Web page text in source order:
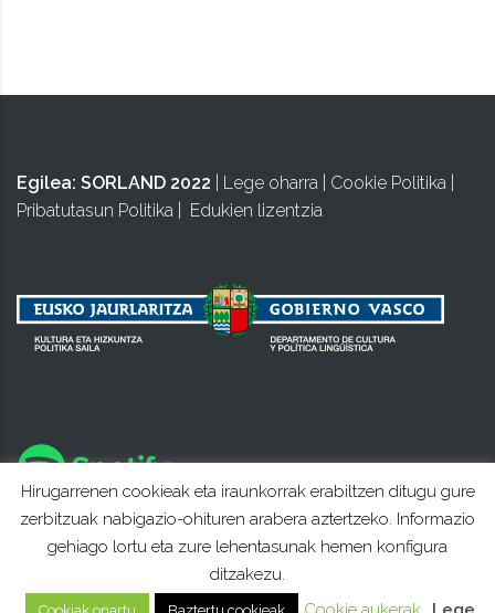
Egilea: SORLAND 2022 Lege oharra Cookie Politika
Pribatutasun Politika
Edukien lizentzia
Hirugarrenen cookieak eta iraunkorrak erabiltzen ditugu gure
zerbitzuak nabigazio-ohituren arabera aztertzeko. Informazio
gehiago lortu eta zure lehentasunak hemen konfigura
ditzakezu.